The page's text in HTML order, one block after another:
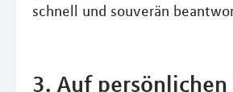
schnell und souverän
3. Auf